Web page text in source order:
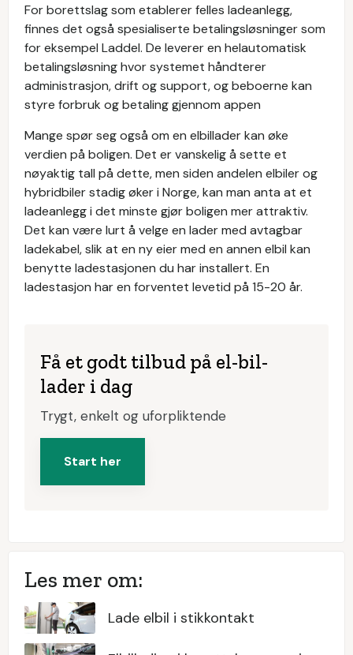
For borettslag som etablerer felles ladeanlegg,
finnes det også spesialiserte betalingsløsninger som
for eksempel Laddel. De leverer en helautomatisk
betalingsløsning hvor systemet håndterer
administrasjon, drift og support, og beboerne kan
styre forbruk og betaling gjennom appen
Mange spør seg også om en elbillader kan øke
verdien på boligen. Det er vanskelig å sette et
nøyaktig tall på dette, men siden andelen elbiler og
hybridbiler stadig øker i Norge, kan man anta at et
ladeanlegg i det minste gjør boligen mer attraktiv.
Det kan være lurt å velge en lader med avtagbar
ladekabel, slik at en ny eier med en annen elbil kan
benytte ladestasjonen du har installert. En
ladestasjon har en forventet levetid på 15-20 år.
Få et godt tilbud på el-bil-
lader i dag
Trygt, enkelt og uforpliktende
Start her
Les mer om:
Lade elbil i stikkontakt